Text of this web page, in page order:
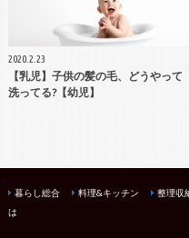
2020.2.23
【乳児】子供の髪の毛、どうやって
洗ってる?【幼児】
暮らし総合 料理&キッチン 整理収
は